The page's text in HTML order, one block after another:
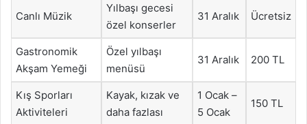
Canlı Müzik
Yılbaşı gecesi
özel konserler
31 Aralık Ücretsiz
Gastronomik
Akşam Yemeği
Özel yılbaşı
menüsü
31 Aralık 200 TL
Kış Sporları
Aktiviteleri
Kayak, kızak ve
daha fazlası
1 Ocak –
5 Ocak
150 TL